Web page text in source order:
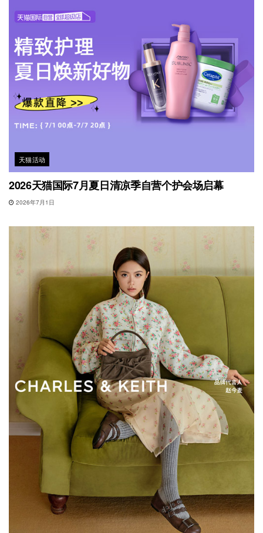
天猫活动
2026天猫国际7月夏日清凉季自营个护会场启幕
2026年7月1日